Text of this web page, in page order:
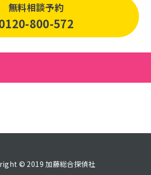
無料相談予約
800-572
© 2019 加藤総合探偵社